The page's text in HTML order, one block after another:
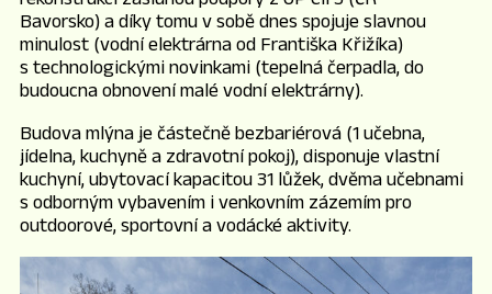
Bavorsko) a díky tomu v sobě dnes spojuje slavnou
minulost (vodní elektrárna od Františka Křižíka)
s technologickými novinkami (tepelná čerpadla, do
budoucna obnovení malé vodní elektrárny).
Budova mlýna je částečně bezbariérová (1 učebna,
jídelna, kuchyně a zdravotní pokoj), disponuje vlastní
kuchyní, ubytovací kapacitou 31 lůžek, dvěma učebnami
s odborným vybavením i venkovním zázemím pro
outdoorové, sportovní a vodácké aktivity.